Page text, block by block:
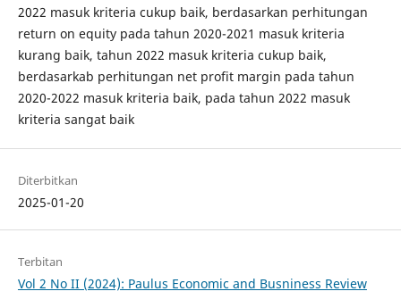
2022 masuk kriteria cukup baik, berdasarkan perhitungan
return on equity pada tahun 2020-2021 masuk kriteria
kurang baik, tahun 2022 masuk kriteria cukup baik,
berdasarkab perhitungan net profit margin pada tahun
2020-2022 masuk kriteria baik, pada tahun 2022 masuk
kriteria sangat baik
Diterbitkan
2025-01-20
Terbitan
Vol 2 No II (2024): Paulus Economic and Busniness Review